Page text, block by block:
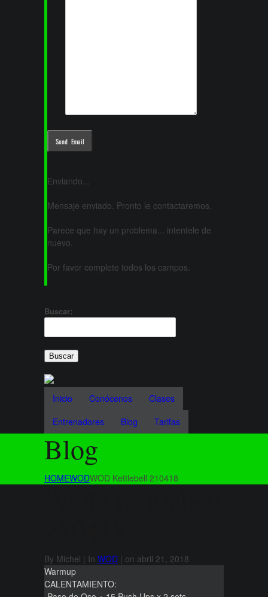
Enviando...
Mensaje enviado. Pronto le contactaremos.
Parece que hay un problema... intentele de
nuevo.
Por favor complete todos los campos.
Buscar:
Inicio Conócenos
Clases
Entrenadores
Blog Tarifas
Blog
HOMEWODWOD Kettlebell 210418
By Michel | In WOD | on abril 21, 2018
Warmup
CALENTAMIENTO: